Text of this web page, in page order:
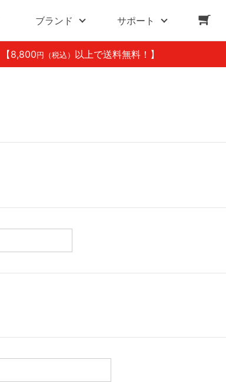
ブランド サポート
【8,800 円（税込） 以上で送料無料！】